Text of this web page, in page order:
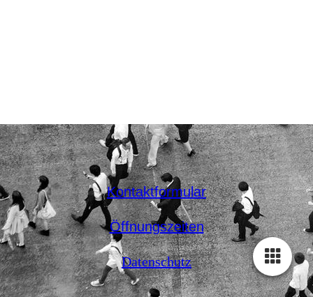
Kontaktformular
Öffnungszeiten
Datenschutz